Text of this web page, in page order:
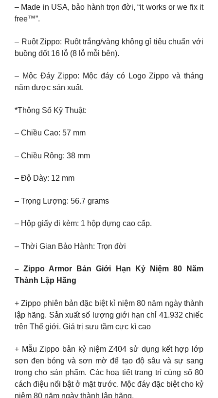
– Made in USA, bảo hành trọn đời, “it works or we fix it
free™”.
– Ruột Zippo: Ruột trắng/vàng không gỉ tiêu chuẩn với
buồng đốt 16 lỗ (8 lỗ mỗi bên).
– Mộc Đáy Zippo: Mộc đáy có Logo Zippo và tháng
năm được sản xuất.
*Thông Số Kỹ Thuật:
– Chiều Cao: 57 mm
– Chiều Rộng: 38 mm
– Độ Dày: 12 mm
– Trọng Lượng: 56.7 grams
– Hộp giấy đi kèm: 1 hộp đựng cao cấp.
– Thời Gian Bảo Hành: Trọn đời
– Zippo Armor Bản Giới Hạn Kỷ Niệm 80 Năm
Thành Lập Hãng
+ Zippo phiên bản đặc biệt kỉ niệm 80 năm ngày thành
lập hãng. Sản xuất số lượng giới hạn chỉ 41.932 chiếc
trên Thế giới. Giá trị sưu tầm cực kì cao
+ Mẫu Zippo bản kỷ niệm Z404 sử dụng kết hợp lớp
sơn đen bóng và sơn mờ để tạo độ sâu và sự sang
trọng cho sản phẩm. Các hoạ tiết trang trí cùng số 80
cách điệu nổi bật ở mặt trước. Mộc đáy đặc biệt cho kỷ
niệm 80 năm ngày thành lập hãng.